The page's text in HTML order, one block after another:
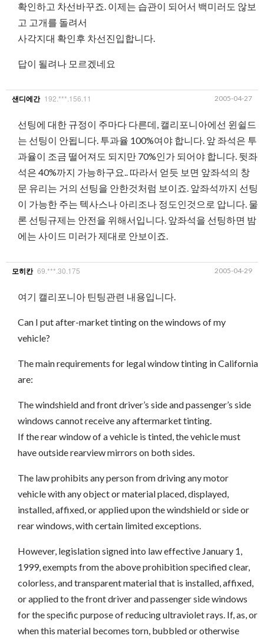
확인하고 차선바꾸죠. 이제는 습관이 되어서 백미러도 않보
고 고개를 돌려서
사각지대 확인후 차선진입합니다.
답이 될려나 모르겠네요
샌디에간 192.***.156.11 2005-04-27
선팅에 대한 규정이 주마다 다른데, 캘리포니아에선 윈쉴드
는 선팅이 안됩니다. 투과율 100%여야 합니다. 앞 좌석은 투
과율이 조금 떨어져도 되지만 70%인가 되어야 합니다. 뒷좌
석은 40%까지 가능하구요.. 따라서 얻듯 보면 앞좌석의 창
문 유리는 거의 선팅을 안한것처럼 보이죠. 앞좌석까지 선팅
이 가능한 주는 텍사스나 아리조나 정도인것으로 압니다. 물
론 선팅규제는 안전을 위해서입니다. 앞좌석을 선팅하면 밤
에는 사이드 미러가 제대로 안보이죠.
모히칸 69.***.30.175 2005-04-29
여기 캘리포니아 틴팅관련 내용입니다.
Can I put after-market tinting on the windows of my
vehicle?
The main requirements for legal window tinting in California
are:
The windshield and front driver’s side and passenger’s side
windows cannot receive any aftermarket tinting.
If the rear window of a vehicle is tinted, the vehicle must
have outside rearview mirrors on both sides.
The law prohibits any person from driving any motor
vehicle with any object or material placed, displayed,
installed, affixed, or applied upon the windshield or side or
rear windows, with certain limited exceptions.
However, legislation signed into law effective January 1,
1999, exempts from the above prohibition specified clear,
colorless, and transparent material that is installed, affixed,
or applied to the front driver and passenger side windows
for the specific purpose of reducing ultraviolet rays. If, as, or
when this material becomes torn, bubbled or otherwise